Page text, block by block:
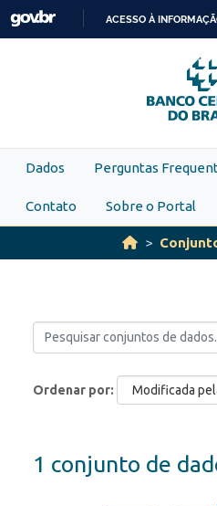
Skip to main content
O
ACESSO À
Dados Perguntas
Contato Sobre o Portal
Ordenar por
1 conjunto de